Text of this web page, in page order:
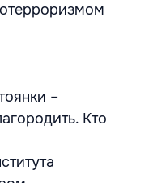
–
Кто